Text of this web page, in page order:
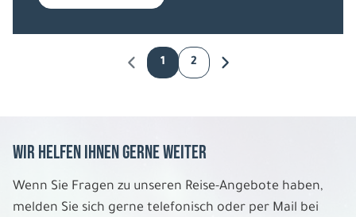
1 2
Wir helfen Ihnen gerne weiter
Wenn Sie Fragen zu unseren Reise-Angebote haben,
melden Sie sich gerne telefonisch oder per Mail bei